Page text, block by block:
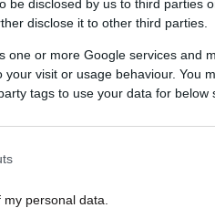
be disclosed by us to third parties
disclose it to other third parties.
one or more Google services and
visit or usage behaviour. You
tags to use your data for below
personal data.
περιοχές του
περιοχές υπέστησαν
ως εκ τούτου δεν
έγινε «πριν 150
τονίζει ο
συμβάλλουν στο να μη